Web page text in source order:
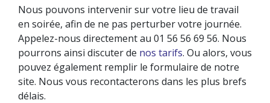
Nous pouvons intervenir sur votre lieu de travail
en soirée, afin de ne pas perturber votre journée.
Appelez-nous directement au 01 56 56 69 56. Nous
pourrons ainsi discuter de nos tarifs. Ou alors, vous
pouvez également remplir le formulaire de notre
site. Nous vous recontacterons dans les plus brefs
délais.